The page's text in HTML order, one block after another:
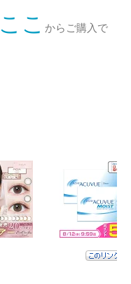
ここ
からご購入で